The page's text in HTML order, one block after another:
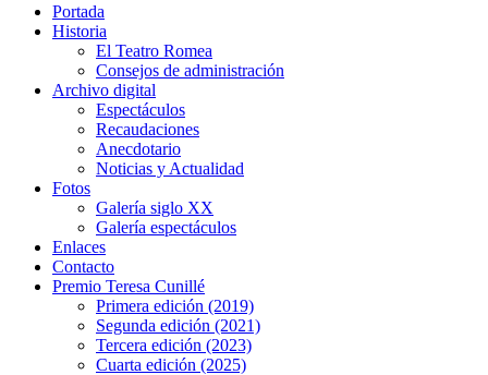
Portada
Historia
El Teatro Romea
Consejos de administración
Archivo digital
Espectáculos
Recaudaciones
Anecdotario
Noticias y Actualidad
Fotos
Galería siglo XX
Galería espectáculos
Enlaces
Contacto
Premio Teresa Cunillé
Primera edición (2019)
Segunda edición (2021)
Tercera edición (2023)
Cuarta edición (2025)